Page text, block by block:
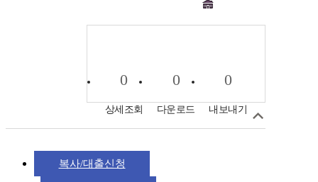
0
상세조회
0
다운로드
0
내보내기
복사/대출신청